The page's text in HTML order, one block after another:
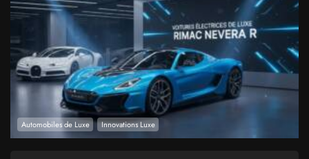
Automobiles de Luxe Innovations Luxe